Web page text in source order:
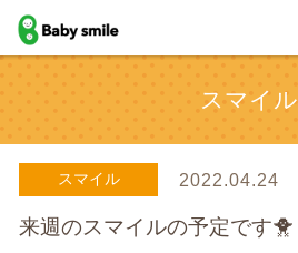
baby smile
スマイル
スマイル 2022.04.24
来週のスマイルの予定です🐥